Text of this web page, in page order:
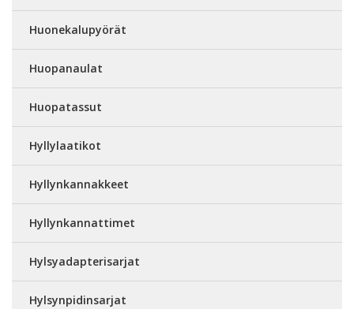
Huonekalupyörät
Huopanaulat
Huopatassut
Hyllylaatikot
Hyllynkannakkeet
Hyllynkannattimet
Hylsyadapterisarjat
Hylsynpidinsarjat